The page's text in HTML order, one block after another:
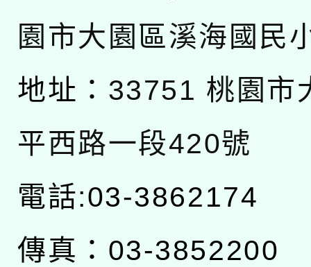
園市大園區溪海國民
地址： 33751 桃園市
平西路一段420號
電話:03-3862174
傳真：03-3852200